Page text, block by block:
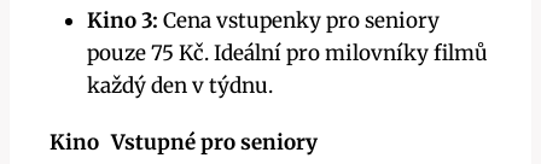
Kino 3: Cena vstupenky pro seniory
pouze 75 Kč. Ideální pro milovníky filmů
každý den v týdnu.
Kino Vstupné pro seniory